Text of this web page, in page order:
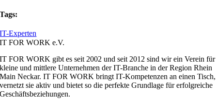
Tags:
IT-Experten
IT FOR WORK e.V.
IT FOR WORK gibt es seit 2002 und seit 2012 sind wir ein Verein für
kleine und mittlere Unternehmen der IT-Branche in der Region Rhein
Main Neckar. IT FOR WORK bringt IT-Kompetenzen an einen Tisch,
vernetzt sie aktiv und bietet so die perfekte Grundlage für erfolgreiche
Geschäftsbeziehungen.